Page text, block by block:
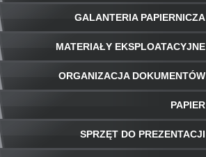
GALANTERIA PAPIERNICZA
MATERIAŁY EKSPLOATACYJNE
ORGANIZACJA DOKUMENTÓW
PAPIER
SPRZĘT DO PREZENTACJI